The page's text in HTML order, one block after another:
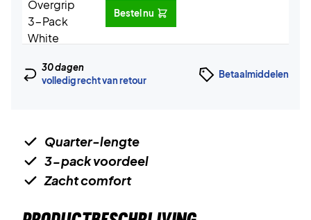
Bestel nu
30 dagen
volledig recht van retour
Betaalmiddelen
Quarter-lengte
3-pack voordeel
Zacht comfort